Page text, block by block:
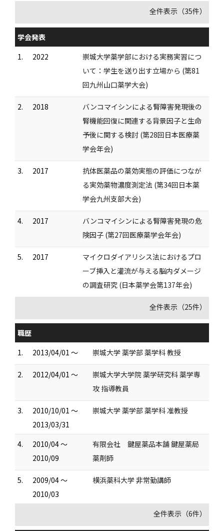
全件表示（35件）
学会発表
1.
2022
崇城大学薬学部における実務実習につ
いて：学生を送り出す立場から (第81
回九州山口薬学大会)
2. 2018
バンコマイシンによる腎障害発現後の
腎機能回復に関連する背景因子と生命
予後に関する検討 (第28回日本医療薬
学会年会)
3. 2017
抗体医薬品の薬効実態の評価につなが
る実効薬物濃度測定法 (第34回日本薬
学会九州支部大会)
4. 2017
バンコマイシンによる腎障害発現の危
険因子 (第27回医療薬学会年会)
5. 2017
マイクロダイアリシス法におけるプロ
ーブ挿入と灌流が与える脳内ダメージ
の調査研究 (日本薬学会第137年会)
全件表示（25件）
職歴
1.
2013/04/01 ～ 崇城大学 薬学部 薬学科 教授
2. 2012/04/01 ～
崇城大学大学院 薬学研究科 薬学専
攻 指導教員
3.
2010/10/01 ～
2013/03/31
崇城大学 薬学部 薬学科 准教授
4.
2010/04 ～
2010/09
有限会社 鍵屋薬品本舗 鍵屋薬局
薬剤師
5.
2009/04 ～
2010/03
横浜薬科大学 非常勤講師
全件表示（6件）